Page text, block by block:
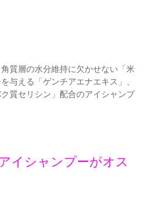
質層の水分維持に欠かせない「米
与える「ゲンチアエナエキス」、
質セリシン」配合のアイシャンプ
イシャンプーがオス